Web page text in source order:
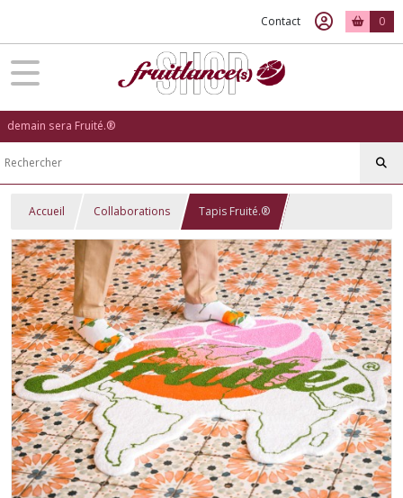
Contact 0
demain sera Fruité.®
Accueil Collaborations Tapis Fruité.®